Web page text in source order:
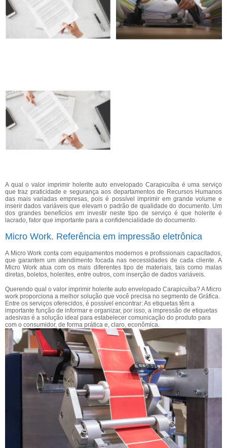
A qual o valor imprimir holerite auto envelopado Carapicuíba é uma serviço
que traz praticidade e segurança aos departamentos de Recursos Humanos
das mais variadas empresas, pois é possível imprimir em grande volume e
inserir dados variáveis que elevam o padrão de qualidade do documento. Um
dos grandes benefícios em investir neste tipo de serviço é que holerite é
lacrado, fator que importante para a confidencialidade do documento.
Micro Work. Referência em impressão eletrônica
A Micro Work conta com equipamentos modernos e profissionais capacitados,
que garantem um atendimento focada nas necessidades de cada cliente. A
Micro Work atua com os mais diferentes tipo de materiais, tais como malas
diretas, boletos, holerites, entre outros, com inserção de dados variáveis.
Querendo qual o valor imprimir holerite auto envelopado Carapicuíba? A Micro
work proporciona a melhor solução que você precisa no segmento de Gráfica.
Entre os serviços oferecidos, é possível encontrar: As etiquetas têm a
importante função de informar e organizar, por isso, a impressão de etiquetas
adesivas é a solução ideal para estabelecer comunicação do produto para
com o consumidor, de forma prática e, claro, econômica.